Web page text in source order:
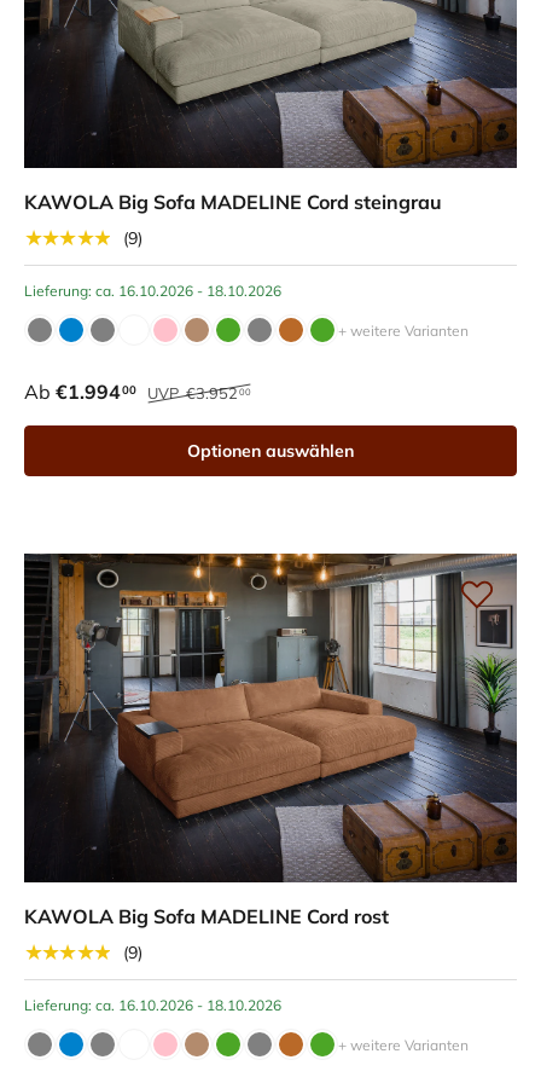
KAWOLA Big Sofa MADELINE Cord steingrau
★★★★★
(9)
Lieferung: ca. 16.10.2026 - 18.10.2026
+ weitere Varianten
Ab €1.99400 UVP€3.95200
Optionen auswählen
KAWOLA Big Sofa MADELINE Cord rost
★★★★★
(9)
Lieferung: ca. 16.10.2026 - 18.10.2026
+ weitere Varianten